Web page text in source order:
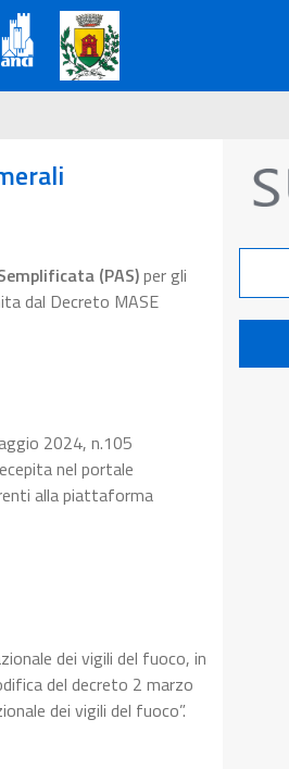
(PAS)per gli
dal Decreto MASE
2024, n.105
nel portale
alla piattaforma
dei vigili del fuoco, in
del decreto 2 marzo
dei vigili del fuoco”.